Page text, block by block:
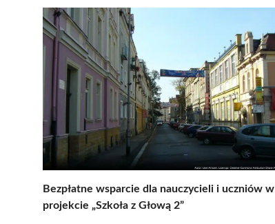
Bezpłatne wsparcie dla nauczycieli i uczniów w
projekcie „Szkoła z Głową 2”